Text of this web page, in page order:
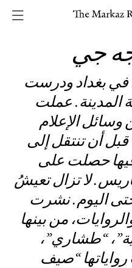
جي
في بغداد ودرست
المدينة. عملت
الإعلام
قبل أن تنتقل إلى
عام 1979 وفيها حصلت على
لا تزال تعيشُ
اليوم. نشرت
من بينها
“طشاري”،
رواياتها “صيف